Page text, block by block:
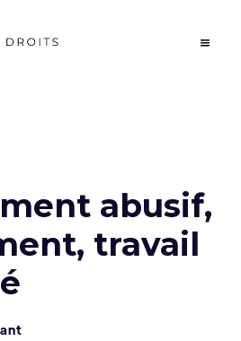
abusif,
travail